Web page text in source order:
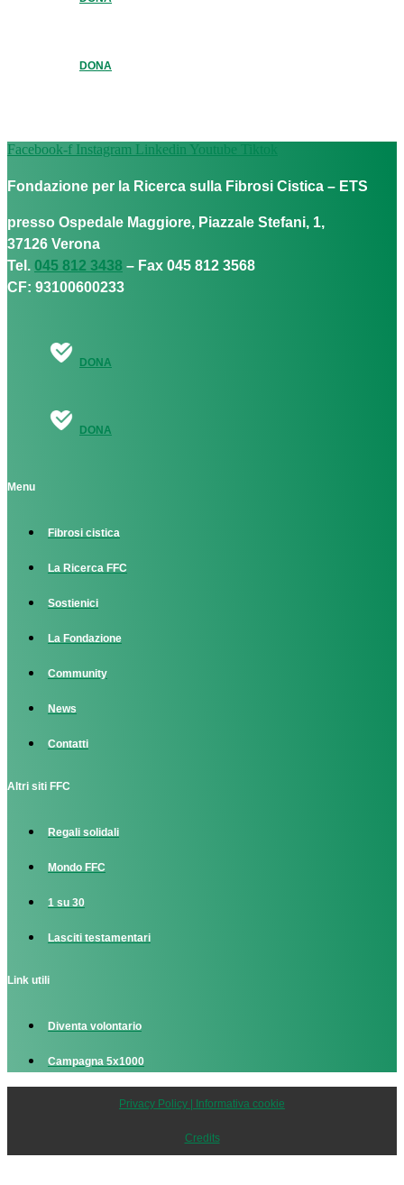
DONA
Facebook-f Instagram Linkedin Youtube Tiktok
Fondazione per la Ricerca sulla Fibrosi Cistica – ETS
presso Ospedale Maggiore, Piazzale Stefani, 1,
37126 Verona
Tel. 045 812 3438 – Fax 045 812 3568
CF: 93100600233
DONA
DONA
Menu
Fibrosi cistica
La Ricerca FFC
Sostienici
La Fondazione
Community
News
Contatti
Altri siti FFC
Regali solidali
Mondo FFC
1 su 30
Lasciti testamentari
Link utili
Diventa volontario
Campagna 5x1000
Privacy Policy | Informativa cookie
Credits